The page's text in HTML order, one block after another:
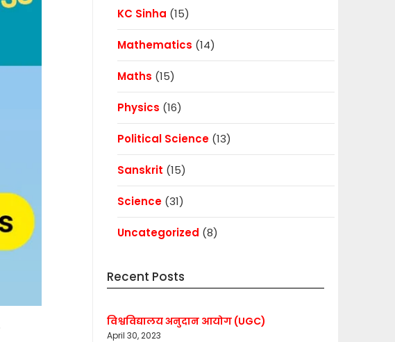
KC Sinha (15)
Mathematics (14)
Maths (15)
Physics (16)
Political Science(13)
Sanskrit (15)
Science(31)
Uncategorized (8)
Recent Posts
विश्वविद्यालय अनुदान आयोग (UGC)
April 30, 2023